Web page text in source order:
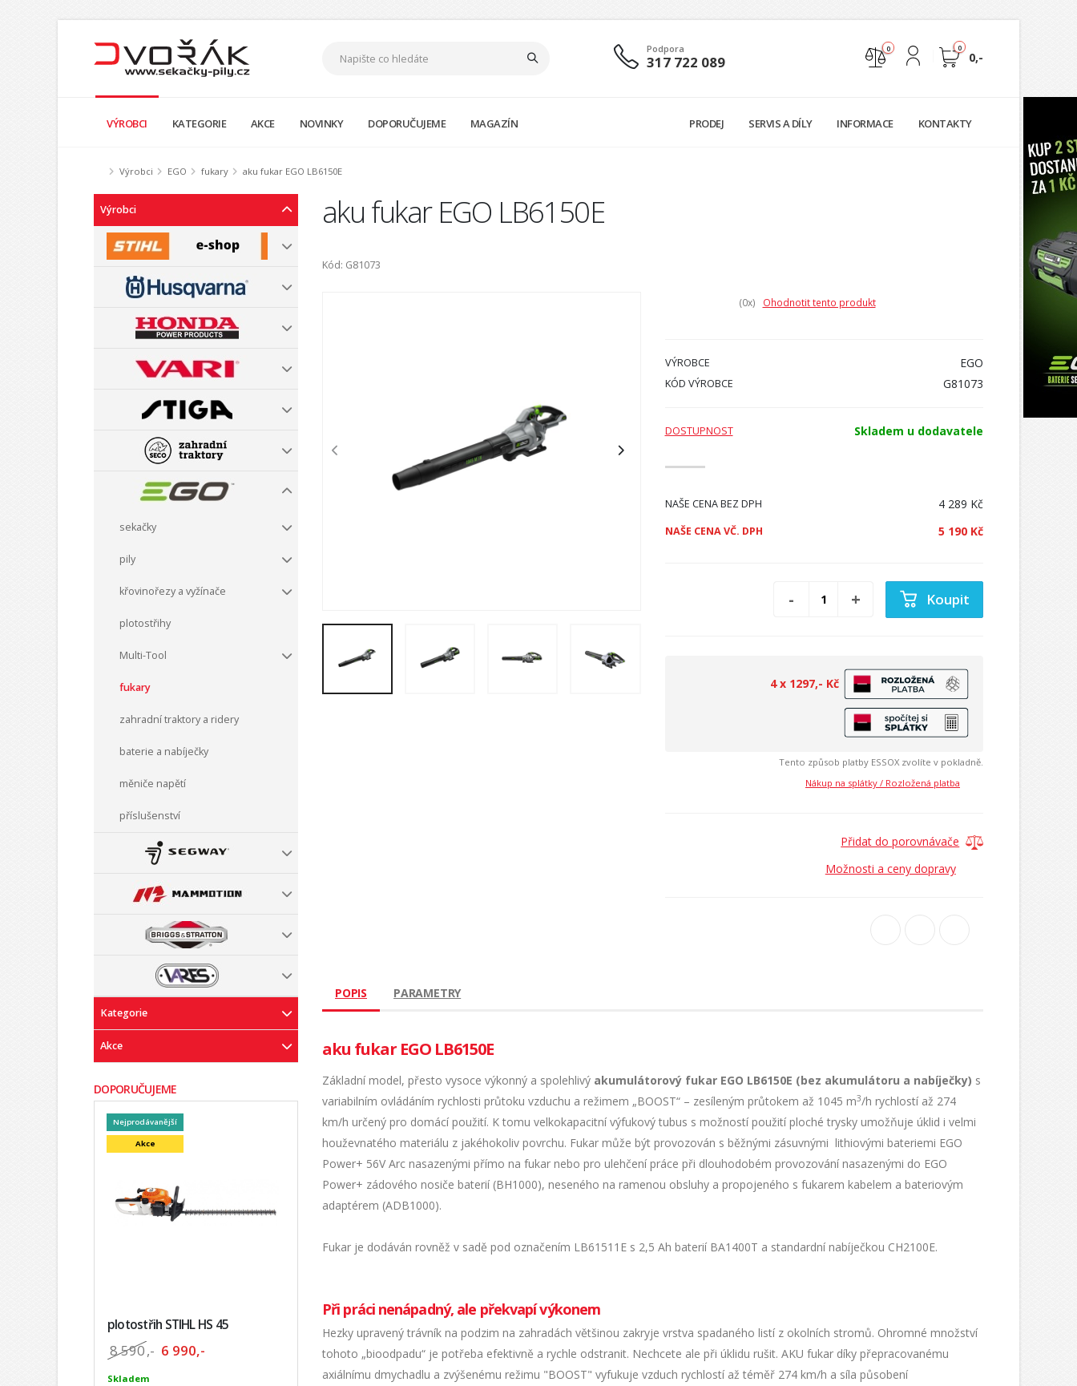
Podpora
317 722 089
0
0,-
0
VÝROBCI KATEGORIE AKCE NOVINKY DOPORUČUJEME MAGAZÍN PRODEJ SERVIS A DÍLY INFORMACE KONTAKTY
Výrobci EGO fukary aku fukar EGO LB6150E
Výrobci
sekačky
pily
křovinořezy a vyžínače
plotostřihy
Multi-Tool
fukary
zahradní traktory a ridery
baterie a nabíječky
měniče napětí
příslušenství
Kategorie
Akce
DOPORUČUJEME
Nejprodávanější
Akce
plotostřih STIHL HS 45
8 590,- 6 990,-
Skladem
aku fukar EGO LB6150E
Kód: G81073
(0x) Ohodnotit tento produkt
VÝROBCE EGO
KÓD VÝROBCE G81073
DOSTUPNOST Skladem u dodavatele
NAŠE CENA BEZ DPH 4 289 Kč
NAŠE CENA VČ. DPH 5 190 Kč
Koupit
4 x 1297,- Kč
Tento způsob platby ESSOX zvolíte v pokladně.
Nákup na splátky / Rozložená platba
Přidat do porovnávače
Možnosti a ceny dopravy
POPIS PARAMETRY
aku fukar EGO LB6150E
Základní model, přesto vysoce výkonný a spolehlivý akumulátorový fukar EGO LB6150E (bez akumulátoru a nabíječky) s
variabilním ovládáním rychlosti průtoku vzduchu a režimem „BOOST“ – zesíleným průtokem až 1045 m3/h rychlostí až 274
km/h určený pro domácí použití. K tomu velkokapacitní výfukový tubus s možností použití ploché trysky umožňuje úklid i velmi
houževnatého materiálu z jakéhokoliv povrchu. Fukar může být provozován s běžnými zásuvnými lithiovými bateriemi EGO
Power+ 56V Arc nasazenými přímo na fukar nebo pro ulehčení práce při dlouhodobém provozování nasazenými do EGO
Power+ zádového nosiče baterií (BH1000), neseného na ramenou obsluhy a propojeného s fukarem kabelem a bateriovým
adaptérem (ADB1000).
Fukar je dodáván rovněž v sadě pod označením LB61511E s 2,5 Ah baterií BA1400T a standardní nabíječkou CH2100E.
Při práci nenápadný, ale překvapí výkonem
Hezky upravený trávník na podzim na zahradách většinou zakryje vrstva spadaného listí z okolních stromů. Ohromné množství
tohoto „bioodpadu“ je potřeba efektivně a rychle odstranit. Nechcete ale při úklidu rušit. AKU fukar díky přepracovanému
axiálnímu dmychadlu a zvýšenému režimu "BOOST" vyfukuje vzduch rychlostí až téměř 274 km/h a síla působení